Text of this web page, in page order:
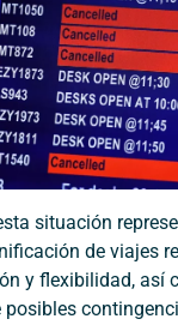
situación
de viajes
y flexibilidad, así